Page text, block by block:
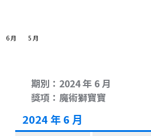
6 月 5 月
期別：2024 年 6 月
獎項：魔術獅寶寶
2024 年 6 月